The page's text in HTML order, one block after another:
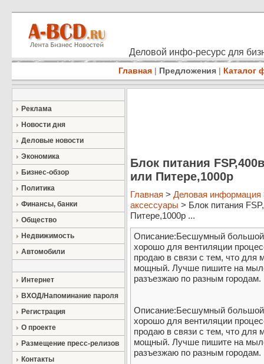
Деловой инфо-ресурс для
Главная | Предложения | Каталог
Реклама
Новости дня
Деловые новости
Экономика
Бизнес-обзор
Политика
Финансы, банки
Общество
Недвижимость
Автомобили
Интернет
ВХОД/Напоминание пароля
Регистрация
О проекте
Размещение пресс-релизов
Контакты
Блок питания
или Питере,1000р
Главная > Деловая информация
аксессуары > Блок питания
Питере,1000р ...
Описание:Бесшумный большой
хорошо для вентиляции
продаю в связи с тем, что для
мощный. Лучше пишите на
разъезжаю по разным
Описание:Бесшумный большой
хорошо для вентиляции
продаю в связи с тем, что для
мощный. Лучше пишите на
разъезжаю по разным городам.